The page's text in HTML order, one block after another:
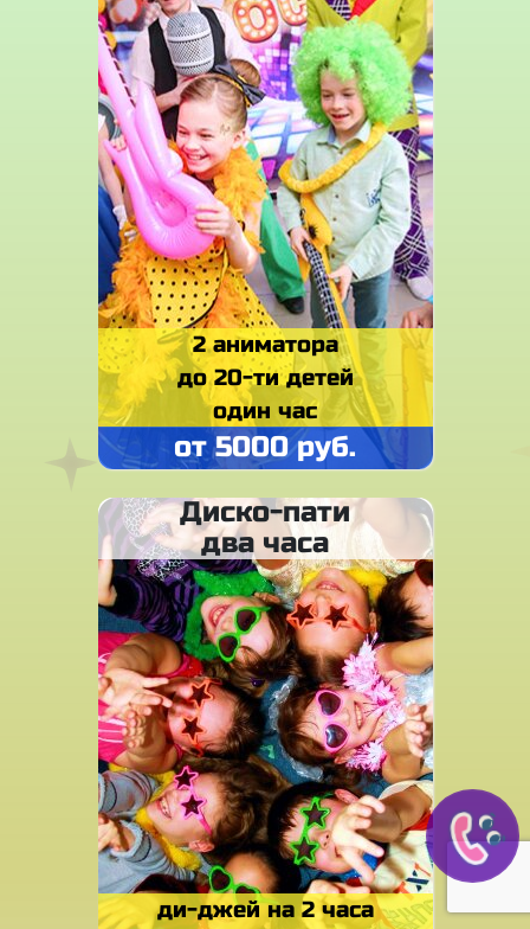
2 аниматора
до 20-ти детей
один час
от 5000 руб.
Диско-пати
два часа
ди-джей на 2 часа